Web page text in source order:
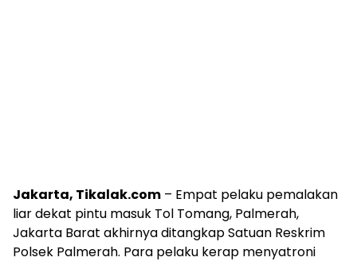
Jakarta, Tikalak.com – Empat pelaku pemalakan
liar dekat pintu masuk Tol Tomang, Palmerah,
Jakarta Barat akhirnya ditangkap Satuan Reskrim
Polsek Palmerah. Para pelaku kerap menyatroni